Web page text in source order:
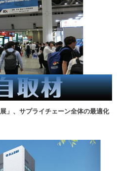
」、サプライチェーン全体の最適化